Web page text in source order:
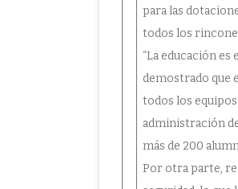
para las
todos los
“La educación es
demostrado que
todos los
administración
más de 200
Por otra parte,